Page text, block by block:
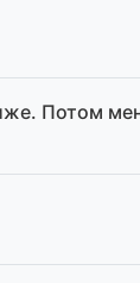
Потом